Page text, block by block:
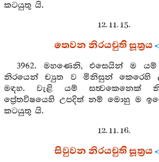
කටයුතු යි.
12. 11. 15.
තෙවන නිරයචුති සූත්‍රය
3962. මහණෙනි, එසෙයින් ම
නිරයෙන් ච්‍යුත ව මිනිසුන් කෙරෙහි
මඳහ. වැළි යම් සත්‍වකෙනෙක්
ප්‍රේතවිෂයෙහි උපදිත් නම් මොහු ම
කටයුතු යි.
12. 11. 16.
සිවුවන නිරයචුති සූත්‍රය